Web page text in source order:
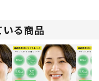
いる商品